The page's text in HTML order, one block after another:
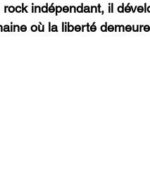
indépendant, il
où la liberté